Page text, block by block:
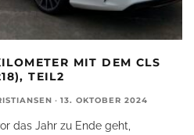
MIT DEM CLS
TEIL2
· 13. OKTOBER 2024
das Jahr zu Ende geht,